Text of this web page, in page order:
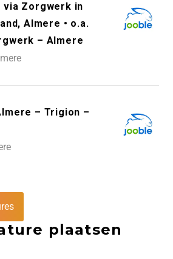
via Zorgwerk in
Almere • o.a.
– Almere
– Trigion –
plaatsen